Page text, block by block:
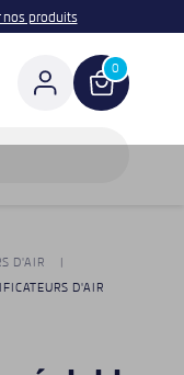
nos produits
0
D'AIR
D'AIR